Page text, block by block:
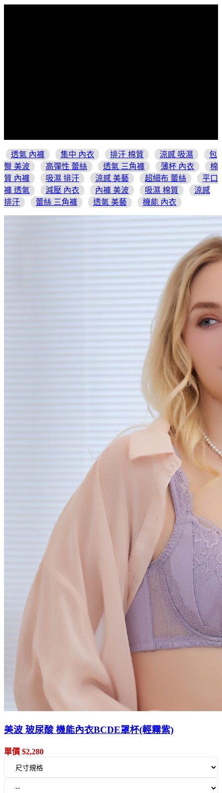
透氣 內褲 集中 內衣 排汗 棉質 涼感 吸濕
包
臀 美波
高彈性 蕾絲 透氣 三角褲 薄杯 內衣
棉
質 內褲
吸濕 排汗 涼感 美藝 超細布 蕾絲
平口
褲 透氣
減壓 內衣 內褲 美波 吸濕 棉質
涼感
排汗
蕾絲 三角褲 透氣 美藝 機能 內衣
美波 玻尿酸 機能內衣BCDE罩杯(輕霧紫)
單價 $2,280